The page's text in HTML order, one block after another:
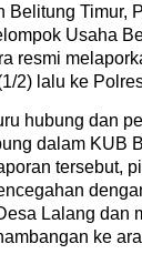
Belitung Timur,
Usaha
resmi
2) lalu ke
hubung dan
dalam KUB
tersebut,
Lalang dan
ke